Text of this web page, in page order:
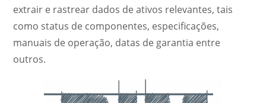
extrair e rastrear dados de ativos relevantes, tais
como status de componentes, especificações,
manuais de operação, datas de garantia entre
outros.